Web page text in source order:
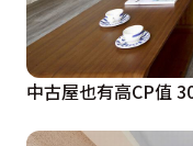
中古屋也有高CP值